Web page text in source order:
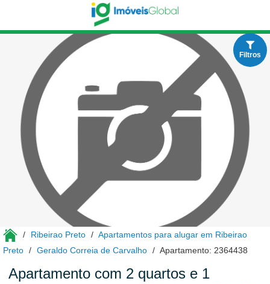
Ribeirao Preto
Apartamentos para alugar em Ribeirao
Preto
Geraldo Correia de Carvalho Apartamento: 2364438
Apartamento com 2 quartos e 1
Filtros